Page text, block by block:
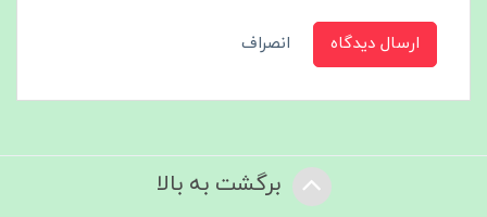
ارسال دیدگاه انصراف
برگشت به بالا